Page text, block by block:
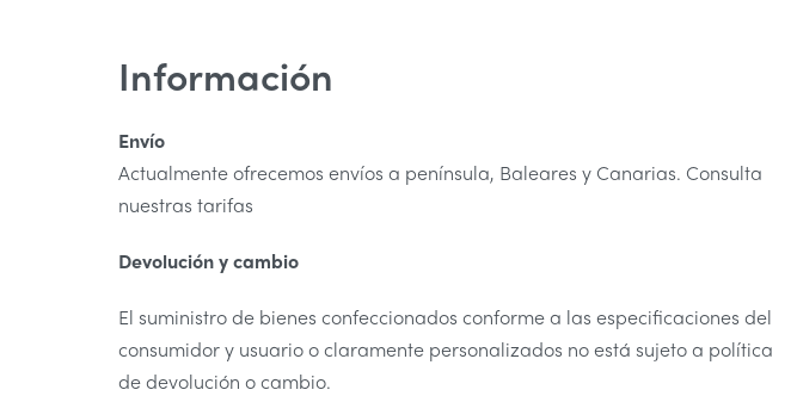
Información
Envío
Actualmente ofrecemos envíos a península, Baleares y Canarias. Consulta
nuestras tarifas
Devolución y cambio
El suministro de bienes confeccionados conforme a las especificaciones del
consumidor y usuario o claramente personalizados no está sujeto a política
de devolución o cambio.